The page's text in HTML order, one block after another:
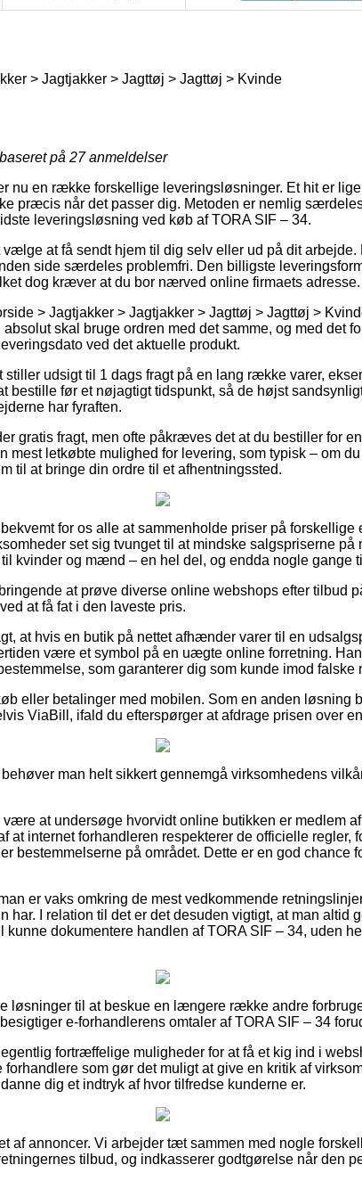
> Jagtjakker > Jagttøj > Jagttøj > Kvinde
på 27anmeldelser
nu en række forskellige leveringsløsninger. Et hit er
præcis når det passer dig. Metoden er nemlig
leveringsløsning ved køb af TORA SIF – 34.
at få sendt hjem til dig selv eller ud på dit arbejde.
side særdeles problemfri. Den billigste
dog kræver at du bor nærved online firmaets adresse.
> Jagtjakker > Jagtjakker > Jagttøj > Jagttøj >
skal bruge ordren med det samme, og med det
ved det aktuelle produkt.
udsigt til 1 dags fragt på en lang række varer,
bestille før et nøjagtigt tidspunkt, så de højst
har fyraften.
gratis fragt, men ofte påkræves det at du bestiller for
mest letkøbte mulighed for levering, som typisk – om
til at bringe din ordre til et afhentningssted.
for os alle at sammenholde priser på forskellige
set sig tvunget til at mindske salgspriserne på
kvinder og mænd – en hel del, og endda nogle gange
at prøve diverse online webshops efter tilbud
at få fat i den laveste pris.
at hvis en butik på nettet afhænder varer til en
være et symbol på en uægte online forretning.
som garanterer dig som kunde imod falske
eller betalinger med mobilen. Som en anden løsning
ViaBill, ifald du efterspørger at afdrage prisen over
man helt sikkert gennemgå virksomhedens
at undersøge hvorvidt online butikken er medlem
at internet forhandleren respekterer de officielle regler,
bestemmelserne på området. Dette er en god chance
er vaks omkring de mest vedkommende
har. I relation til det er det desuden vigtigt, at man altid
kunne dokumentere handlen af TORA SIF – 34, uden
løsninger til at beskue en længere række andre
e-forhandlerens omtaler af TORA SIF – 34
fortræffelige muligheder for at få et kig ind i
som gør det muligt at give en kritik af
dig et indtryk af hvor tilfredse kunderne er.
af annoncer. Vi arbejder tæt sammen med nogle
tilbud, og indkasserer godtgørelse når den